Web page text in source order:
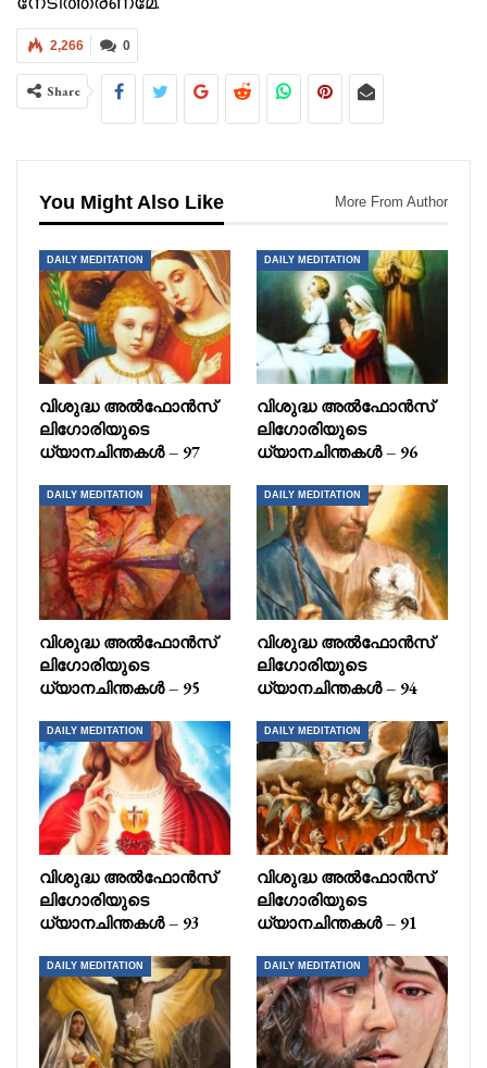
0
2,266
Share
You Might Also Like More From Author
DAILY MEDITATION
വിശുദ്ധ അൽഫോൻസ്
ലിഗോരിയുടെ
ധ്യാനചിന്തകൾ – 97
DAILY MEDITATION
വിശുദ്ധ അൽഫോൻസ്
ലിഗോരിയുടെ
ധ്യാനചിന്തകൾ – 96
DAILY MEDITATION
വിശുദ്ധ അൽഫോൻസ്
ലിഗോരിയുടെ
ധ്യാനചിന്തകൾ – 95
DAILY MEDITATION
വിശുദ്ധ അൽഫോൻസ്
ലിഗോരിയുടെ
ധ്യാനചിന്തകൾ – 94
DAILY MEDITATION
വിശുദ്ധ അൽഫോൻസ്
ലിഗോരിയുടെ
ധ്യാനചിന്തകൾ – 93
DAILY MEDITATION
വിശുദ്ധ അൽഫോൻസ്
ലിഗോരിയുടെ
ധ്യാനചിന്തകൾ – 91
DAILY MEDITATION DAILY MEDITATION